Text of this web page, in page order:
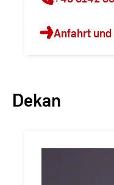
Anfahrt
Dekan